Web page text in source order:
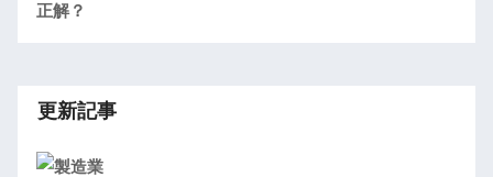
更新記事